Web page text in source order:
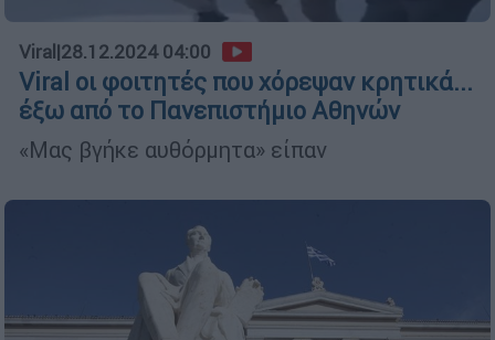
Viral |28.12.2024 04:00
Viral οι φοιτητές που χόρεψαν κρητικά...
έξω από το Πανεπιστήμιο Αθηνών
«Μας βγήκε αυθόρμητα» είπαν